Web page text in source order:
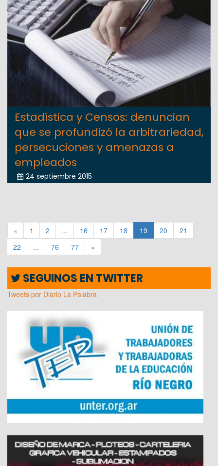
Estadística y Censos: denuncian
que se profundizó la arbitrariedad,
persecuciones y amenazas a
empleados
24 septiembre 2015
« 1 2 ... 16 17 18 19 20
21
22
... 76 77 »
SEGUINOS EN TWITTER
Tweets por Diario La Palabra